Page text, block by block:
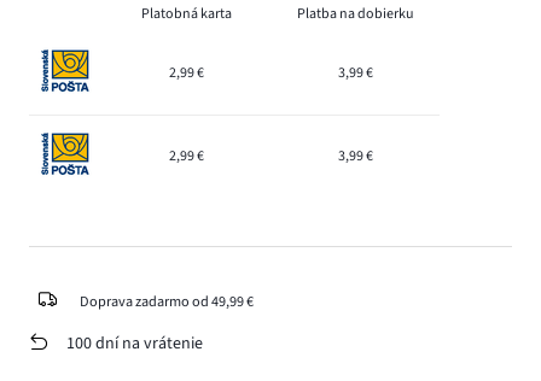
Platobná karta Platba na dobierku
2,99 € 3,99 €
2,99 € 3,99 €
Doprava zadarmo od 49,99 €
100 dní na vrátenie